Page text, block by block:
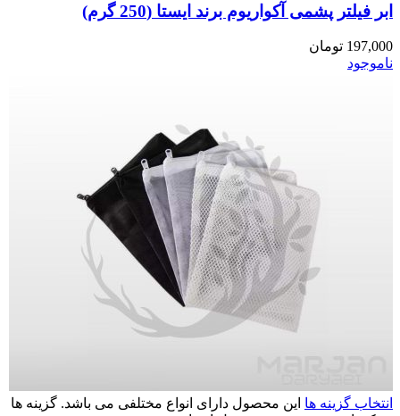
ابر فیلتر پشمی آکواریوم برند ایستا (250 گرم)
197,000 تومان
ناموجود
انتخاب گزینه ها این محصول دارای انواع مختلفی می باشد. گزینه ها